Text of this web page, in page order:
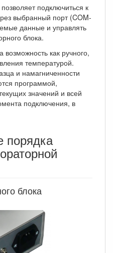
подключиться к
выбранный порт (COM-
данные и управлять
блока.
как ручного,
температурой.
и намагниченности
программой,
значений и всей
подключения, в
порядка
блока